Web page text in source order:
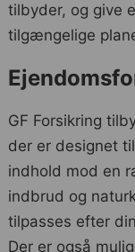
tilbyder, og give
tilgængelige
GF Forsikring
der er designet
indhold mod en
indbrud og
tilpasses efter
Der er også